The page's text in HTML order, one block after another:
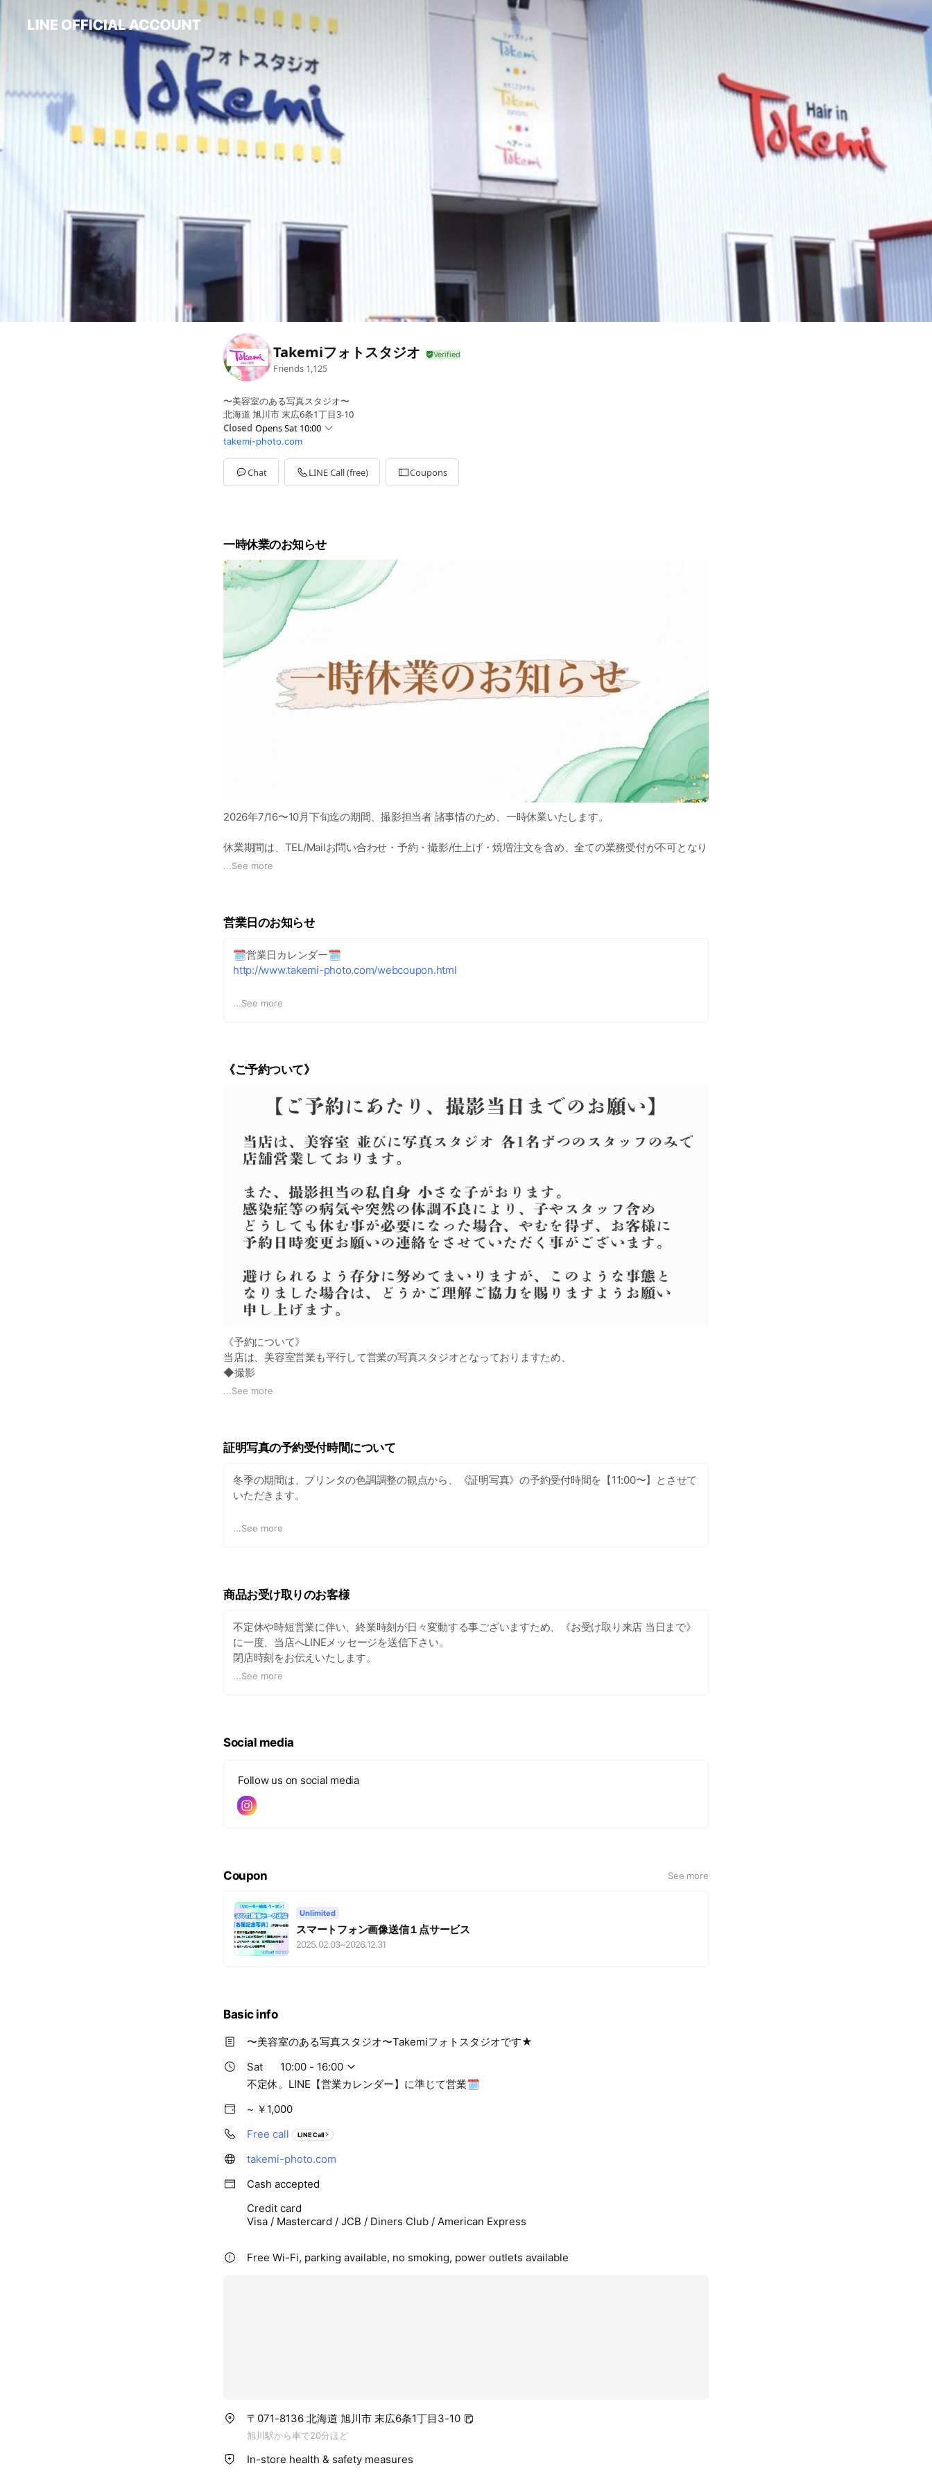
Takemiフォトスタジオ
Friends 1,125
〜美容室のある写真スタジオ〜
北海道 旭川市 末広6条1丁目3-10
Closed Opens Sat 10:00
Sun10:00 - 16:00
Mon10:00 - 16:00
Tue10:00 - 16:00
Wed10:00 - 16:00
不定休。LINE【営業カレンダー】に準じて営業🗓️
takemi-photo.com
Chat LINE Call (free) Coupons
一時休業のお知らせ
2026年7/16〜10月下旬迄の期間、撮影担当者 諸事情のため、一時休業いたします。
休業期間は、TEL/Mailお問い合わせ・予約・撮影/仕上げ・焼増注文を含め、全ての業務受付が不可となり
ます。
こちらも当店ホームページやInstagramにて更新いたします。
お客様には大変ご不便をおかけいたしますが、何卒ご理解のほど宜しくお願いします。
...See more
営業日のお知らせ
🗓️営業日カレンダー🗓️
http://www.takemi-photo.com/webcoupon.html
※当店は、不定休並びに、営業日は《10:00〜夕方》までで営業しております。午前午後を通し、予約
...See more
《ご予約ついて》
《予約について》
当店は、美容室営業も平行して営業の写真スタジオとなっておりますため、
◆撮影
◆ヘアセット/メイク
全てのご予約につきましては、
取った上でご予約を確定させていただきます。
LINEやメール、お電話で連携の上の予約となります。
...See more
証明写真の予約受付時間について
冬季の期間は、プリンタの色調調整の観点から、《証明写真》の予約受付時間を【11:00〜】とさせて
いただきます。
更に早い時間に撮影ご希望のお客様は、【午前:撮影/お渡し:午後〜夕方or後日】の対応をさせていた
...See more
商品お受け取りのお客様
不定休や時短営業に伴い、終業時刻が日々変動する事ございますため、《お受け取り来店 当日まで》
に一度、当店へLINEメッセージを送信下さい。
閉店時刻をお伝えいたします。
...See more
Social media
Follow us on social media
Coupon See more
Unlimited
スマートフォン画像送信１点サービス
2025.02.03~2026.12.31
Basic info
〜美容室のある写真スタジオ〜Takemiフォトスタジオです★
Sat
10:00 - 16:00
不定休。LINE【営業カレンダー】に準じて営業🗓️
~ ￥1,000
Free call
LINE Call
takemi-photo.com
Cash accepted
Credit card
Visa / Mastercard / JCB / Diners Club / American Express
Free Wi-Fi, parking available, no smoking, power outlets available
〒071-8136 北海道 旭川市 末広6条1丁目3-10
旭川駅から車で20分ほど
In-store health & safety measures